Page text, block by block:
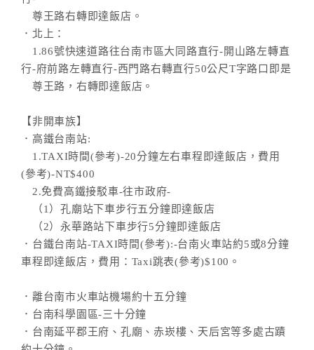
尊王路右轉即達飯店。
．北上：
1.86號快速道路往台南市區大同路直行-開山路左轉直
行-府前路左轉直行-西門路右轉直行50公尺T字路口即是
尊王路，右轉即達飯店。
【非開車族】
．高鐵台南站:
1.TAXI時間(參考)-20分鐘左右車程即達飯店，費用
(參考)-NT$400
2.免費高鐵接駁車-往市政府-
（1）孔廟站下車步行五分鐘即達飯店
（2）永華路站下車步行5分鐘即達飯店
．台鐵台南站-TAXI時間(參考):-台南火車站約5或8分鐘
車程即達飯店，費用：Taxi跳表(參考)$100。
．離台南市火車站機場約十五分鐘
．台南科學園區-三十分鐘
．台南延平郡王府、孔廟、赤崁樓、天后宮等多處古蹟